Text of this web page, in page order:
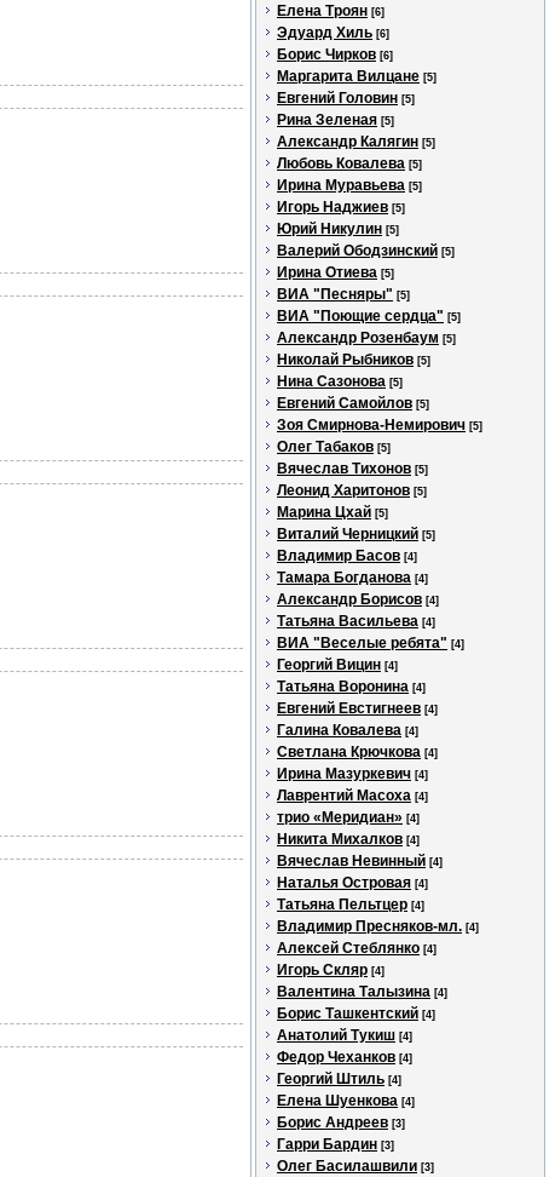
Елена Троян [6]
Эдуард Хиль [6]
Борис Чирков [6]
Маргарита Вилцане [5]
Евгений Головин [5]
Рина Зеленая [5]
Александр Калягин [5]
Любовь Ковалева [5]
Ирина Муравьева [5]
Игорь Наджиев [5]
Юрий Никулин [5]
Валерий Ободзинский [5]
Ирина Отиева [5]
ВИА "Песняры" [5]
ВИА "Поющие сердца" [5]
Александр Розенбаум [5]
Николай Рыбников [5]
Нина Сазонова [5]
Евгений Самойлов [5]
Зоя Смирнова-Немирович [5]
Олег Табаков [5]
Вячеслав Тихонов [5]
Леонид Харитонов [5]
Марина Цхай [5]
Виталий Черницкий [5]
Владимир Басов [4]
Тамара Богданова [4]
Александр Борисов [4]
Татьяна Васильева [4]
ВИА "Веселые ребята" [4]
Георгий Вицин [4]
Татьяна Воронина [4]
Евгений Евстигнеев [4]
Галина Ковалева [4]
Светлана Крючкова [4]
Ирина Мазуркевич [4]
Лаврентий Масоха [4]
трио «Меридиан» [4]
Никита Михалков [4]
Вячеслав Невинный [4]
Наталья Островая [4]
Татьяна Пельтцер [4]
Владимир Пресняков-мл. [4]
Алексей Стеблянко [4]
Игорь Скляр [4]
Валентина Талызина [4]
Борис Ташкентский [4]
Анатолий Тукиш [4]
Федор Чеханков [4]
Георгий Штиль [4]
Елена Шуенкова [4]
Борис Андреев [3]
Гарри Бардин [3]
Олег Басилашвили [3]